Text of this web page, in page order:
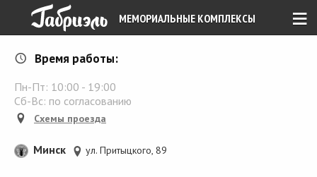
≡
МЕМОРИАЛЬНЫЕ КОМПЛЕКСЫ
Время работы:
Пн-Пт: 10:00 - 19:00
Сб-Вс: по согласованию
Схемы проезда
Минск ул. Притыцкого, 89